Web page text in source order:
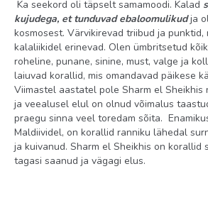
Ka seekord oli täpselt samamoodi. Kalad
kujudega, et tunduvad ebaloomulikudja
kosmosest. Värvikirevad triibud ja
kalaliikidel erinevad. Olen ümbritsetud
roheline, punane, sinine, must, valge ja
laiuvad korallid, mis omandavad päikese
Viimastel aastatel pole Sharm el Sheikhis
ja veealusel elul on olnud võimalus
praegu sinna veel toredam sõita.
Maldiividel, on korallid ranniku lähedal
ja kuivanud. Sharm el Sheikhis on korallid
tagasi saanud ja vägagi elus.